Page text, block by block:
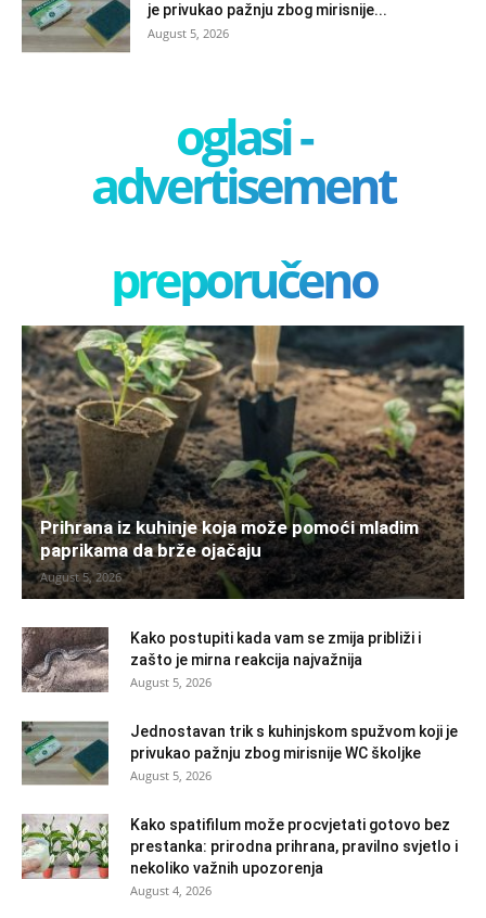
je privukao pažnju zbog mirisnije...
August 5, 2026
oglasi -
advertisement
preporučeno
Prihrana iz kuhinje koja može pomoći mladim
paprikama da brže ojačaju
August 5, 2026
Kako postupiti kada vam se zmija približi i
zašto je mirna reakcija najvažnija
August 5, 2026
Jednostavan trik s kuhinjskom spužvom koji je
privukao pažnju zbog mirisnije WC školjke
August 5, 2026
Kako spatifilum može procvjetati gotovo bez
prestanka: prirodna prihrana, pravilno svjetlo i
nekoliko važnih upozorenja
August 4, 2026